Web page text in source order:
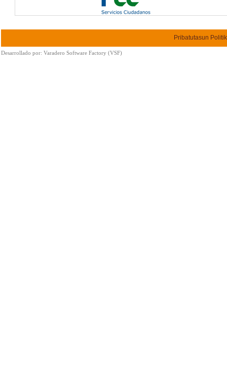
Pribatutasun
Desarrollado por: Varadero Software Factory (VSF)